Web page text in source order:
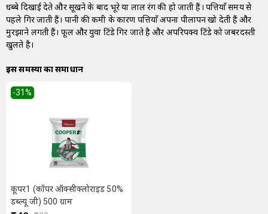
धब्बे दिखाई देते और सूखने के बाद भूरे या लाल रंग की हो जाती हैं। पत्तियाँ समय से
पहले गिर जाती हैं। पानी की कमी के कारण पत्तियाँ अपना पीलापन खो देती हैं और
मुरझाने लगती हैं। फूल और युवा टिंडे गिर जाते है और अपरिपक्व टिंडे को जबरदस्ती
खुलते है।
इस समस्या का समाधान
-31%
कूपर1 (कॉपर ऑक्सीक्लोराइड 50%
डब्ल्यू जी) 500 ग्राम